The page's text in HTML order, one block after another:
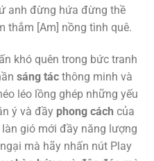
anh đừng hứa đừng thề
thắm [Am] nồng tình quê.
khó quên trong bức tranh
sáng tác thông minh và
léo lồng ghép những yếu
ý và đầy phong cách của
gió mới đầy năng lượng
mà hãy nhấn nút Play